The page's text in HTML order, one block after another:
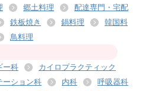
郷土料理
配達専門・宅配
鉄板焼き 鍋料理
韓国料
鳥料理
ー科
カイロプラクティック
ーション科 内科
呼吸器科